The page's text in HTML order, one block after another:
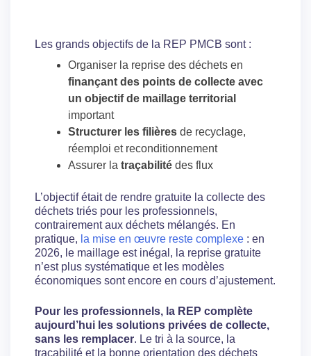
Les grands objectifs de la REP PMCB sont :
Organiser la reprise des déchets en
finançant des points de collecte avec
un objectif de maillage territorial
important
Structurer les filières de recyclage,
réemploi et reconditionnement
Assurer la traçabilité des flux
L’objectif était de rendre gratuite la collecte des
déchets triés pour les professionnels,
contrairement aux déchets mélangés. En
pratique, la mise en œuvre reste complexe : en
2026, le maillage est inégal, la reprise gratuite
n’est plus systématique et les modèles
économiques sont encore en cours d’ajustement.
Pour les professionnels, la REP complète
aujourd’hui les solutions privées de collecte,
sans les remplacer. Le tri à la source, la
traçabilité et la bonne orientation des déchets